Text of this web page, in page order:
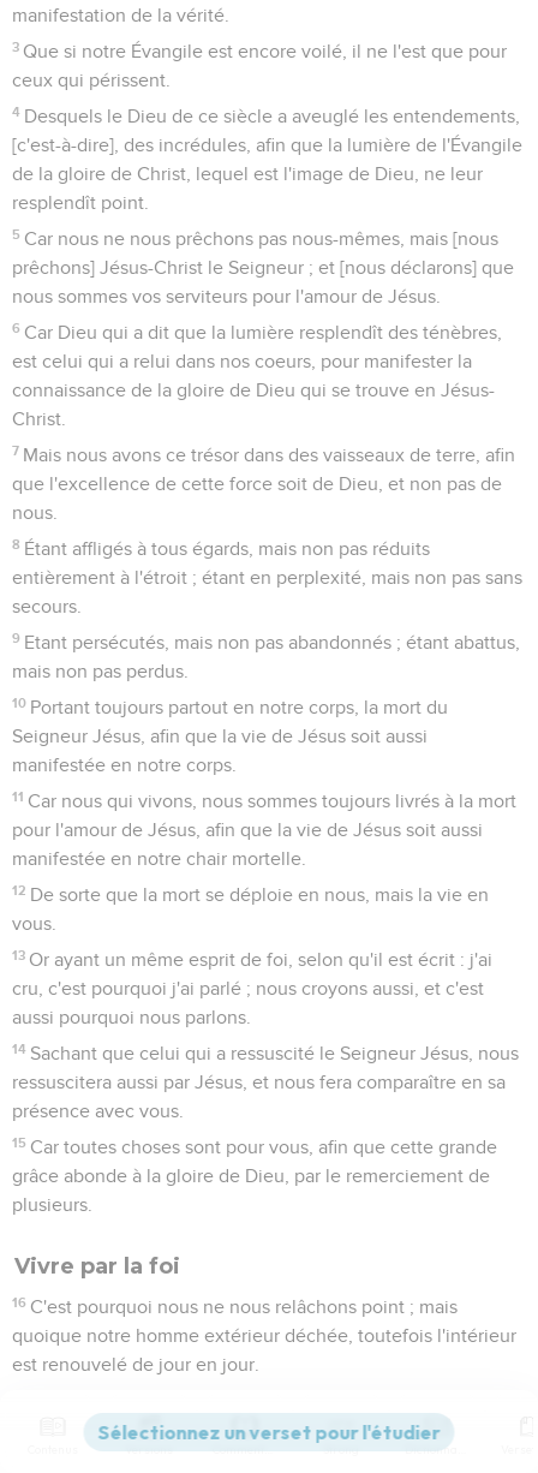
manifestation de la vérité.
3 Que si notre Évangile est encore voilé, il ne l'est que pour
ceux qui périssent.
4 Desquels le Dieu de ce siècle a aveuglé les entendements,
[c'est-à-dire], des incrédules, afin que la lumière de l'Évangile
de la gloire de Christ, lequel est l'image de Dieu, ne leur
resplendît point.
5 Car nous ne nous prêchons pas nous-mêmes, mais [nous
prêchons] Jésus-Christ le Seigneur ; et [nous déclarons] que
nous sommes vos serviteurs pour l'amour de Jésus.
6 Car Dieu qui a dit que la lumière resplendît des ténèbres,
est celui qui a relui dans nos coeurs, pour manifester la
connaissance de la gloire de Dieu qui se trouve en Jésus-
Christ.
7 Mais nous avons ce trésor dans des vaisseaux de terre, afin
que l'excellence de cette force soit de Dieu, et non pas de
nous.
8 Étant affligés à tous égards, mais non pas réduits
entièrement à l'étroit ; étant en perplexité, mais non pas sans
secours.
9 Etant persécutés, mais non pas abandonnés ; étant abattus,
mais non pas perdus.
10 Portant toujours partout en notre corps, la mort du
Seigneur Jésus, afin que la vie de Jésus soit aussi
manifestée en notre corps.
11 Car nous qui vivons, nous sommes toujours livrés à la mort
pour l'amour de Jésus, afin que la vie de Jésus soit aussi
manifestée en notre chair mortelle.
12 De sorte que la mort se déploie en nous, mais la vie en
vous.
13 Or ayant un même esprit de foi, selon qu'il est écrit : j'ai
cru, c'est pourquoi j'ai parlé ; nous croyons aussi, et c'est
aussi pourquoi nous parlons.
14 Sachant que celui qui a ressuscité le Seigneur Jésus, nous
ressuscitera aussi par Jésus, et nous fera comparaître en sa
présence avec vous.
15 Car toutes choses sont pour vous, afin que cette grande
grâce abonde à la gloire de Dieu, par le remerciement de
plusieurs.
Vivre par la foi
16 C'est pourquoi nous ne nous relâchons point ; mais
quoique notre homme extérieur déchée, toutefois l'intérieur
est renouvelé de jour en jour.
en nous un poids éternel d'une gloire souverainement
excellente :
Versions Commentaires Strong